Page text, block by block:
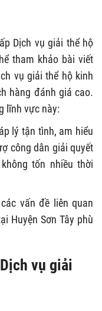
Dịch vụ giải thể hộ
tham khảo bài viết
vụ giải thể hộ kinh
hàng đánh giá cao.
lĩnh vực này:
lý tận tình, am hiểu
công dân giải quyết
tốn nhiều thời
vấn đề liên quan
Huyện Sơn Tây phù
vụ giải